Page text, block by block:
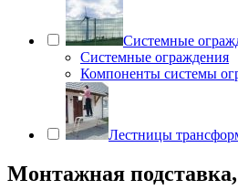
Системные
Системные ограждения
Компоненты системы
Лестницы
Монтажная